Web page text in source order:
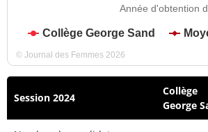
Année d'obtention
Collège George Sand
© Journal des Femmes 2026
Session 2024
Collège
George